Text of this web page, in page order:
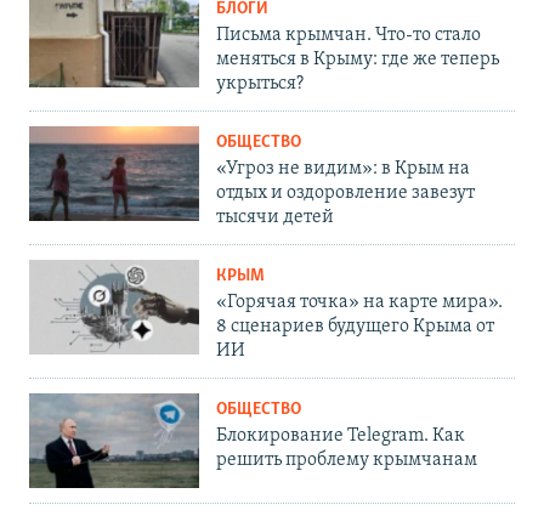
БЛОГИ
Письма крымчан. Что-то стало
меняться в Крыму: где же теперь
укрыться?
ОБЩЕСТВО
«Угроз не видим»: в Крым на
отдых и оздоровление завезут
тысячи детей
КРЫМ
«Горячая точка» на карте мира».
8 сценариев будущего Крыма от
ИИ
ОБЩЕСТВО
Блокирование Telegram. Как
решить проблему крымчанам